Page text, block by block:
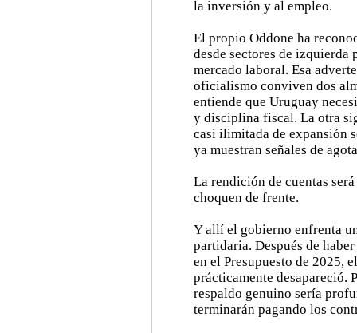
la inversión y al empleo.
El propio Oddone ha
desde sectores de
mercado laboral. Esa
oficialismo conviven dos
entiende que Uruguay
y disciplina fiscal. La otra
casi ilimitada de expansión
ya muestran señales de
La rendición de cuentas
choquen de frente.
Y allí el gobierno enfrenta
partidaria. Después de
en el Presupuesto de 2025,
prácticamente desapareció.
respaldo genuino sería
terminarán pagando los